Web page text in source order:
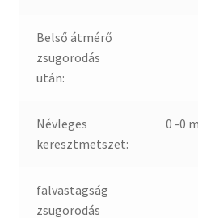
Belső átmérő
zsugorodás
után:
Névleges
keresztmetszet:
0 -0
falvastagság
zsugorodás